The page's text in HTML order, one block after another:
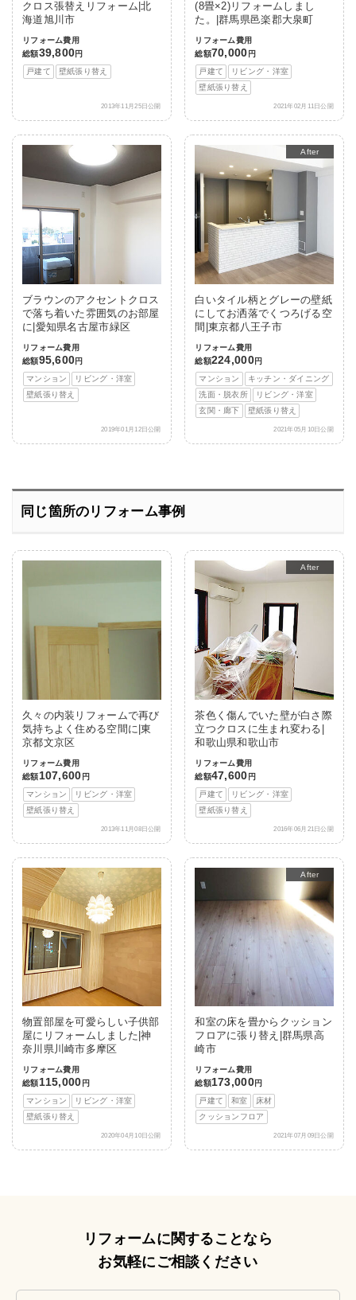
クロス張替えリフォーム|北
海道旭川市
リフォーム費用
総額39,800円
戸建て
壁紙張り替え
2013年11月25日公開
(8畳×2)リフォームしまし
た。|群馬県邑楽郡大泉町
リフォーム費用
総額70,000 円
戸建て
リビング・洋室
壁紙張り替え
2021年02月11日公開
ブラウンのアクセントクロス
で落ち着いた雰囲気のお部屋
に|愛知県名古屋市緑区
リフォーム費用
総額95,600円
マンション
リビング・洋室
壁紙張り替え
2019年01月12日公開
Before
After
白いタイル柄とグレーの壁紙
にしてお洒落でくつろげる空
間|東京都八王子市
リフォーム費用
総額224,000円
マンション
キッチン・ダイニング
洗面・脱衣所
リビング・洋室
玄関・廊下
壁紙張り替え
2021年05月10日公開
同じ箇所のリフォーム事例
久々の内装リフォームで再び
気持ちよく住める空間に|東
京都文京区
リフォーム費用
総額107,600 円
マンション
リビング・洋室
壁紙張り替え
2013年11月08日公開
Before
After
茶色く傷んでいた壁が白さ際
立つクロスに生まれ変わる|
和歌山県和歌山市
リフォーム費用
総額47,600 円
戸建て
リビング・洋室
壁紙張り替え
2016年06月21日公開
物置部屋を可愛らしい子供部
屋にリフォームしました|神
奈川県川崎市多摩区
リフォーム費用
総額115,000 円
マンション
リビング・洋室
壁紙張り替え
2020年04月10日公開
Before
After
和室の床を畳からクッション
フロアに張り替え|群馬県高
崎市
リフォーム費用
総額173,000円
戸建て
和室
床材
クッションフロア
2021年07月09日公開
リフォームに関することなら
お気軽にご相談ください